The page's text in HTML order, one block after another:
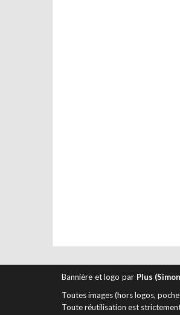
Bannière et logo par Plus
Toutes images (hors logos,
Toute réutilisation est